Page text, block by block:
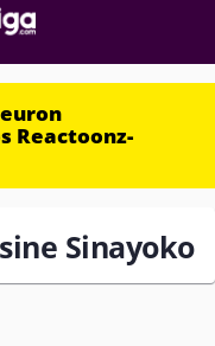
Reactoonz-
Sinayoko